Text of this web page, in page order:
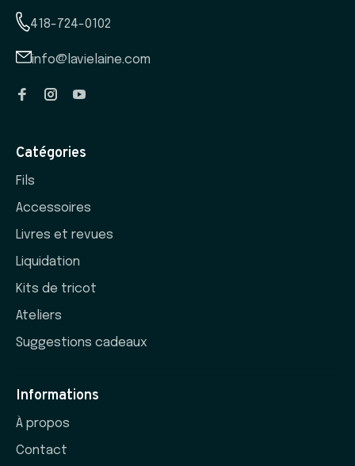
418-724-0102
info@lavielaine.com
Catégories
Fils
Accessoires
Livres et revues
Liquidation
Kits de tricot
Ateliers
Suggestions cadeaux
Informations
À propos
Contact